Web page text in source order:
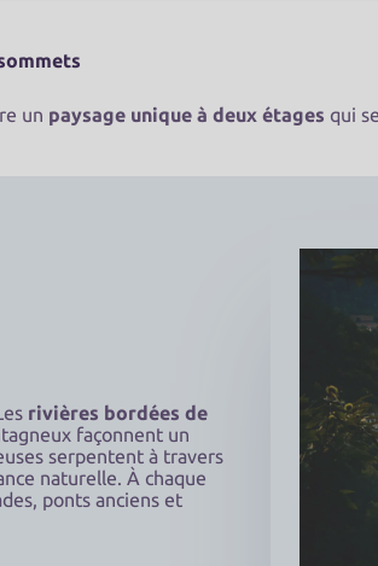
un paysage unique à deux étages qui
rivières bordées de
façonnent un
serpentent à travers
naturelle. À chaque
ponts anciens et